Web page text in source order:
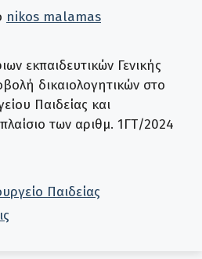
nikos malamas
εκπαιδευτικών Γενικής
δικαιολογητικών στο
Παιδείας και
των αριθμ. 1ΓΤ/2024
Παιδείας